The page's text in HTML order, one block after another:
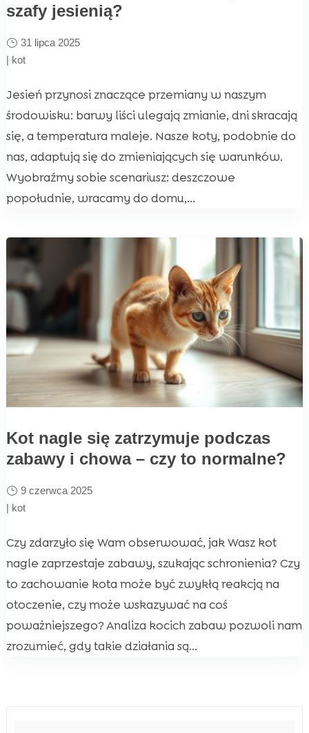
szafy jesienią?
31 lipca 2025
| kot
Jesień przynosi znaczące przemiany w naszym
środowisku: barwy liści ulegają zmianie, dni skracają
się, a temperatura maleje. Nasze koty, podobnie do
nas, adaptują się do zmieniających się warunków.
Wyobraźmy sobie scenariusz: deszczowe
popołudnie, wracamy do domu,...
Kot nagle się zatrzymuje podczas
zabawy i chowa – czy to normalne?
9 czerwca 2025
| kot
Czy zdarzyło się Wam obserwować, jak Wasz kot
nagle zaprzestaje zabawy, szukając schronienia? Czy
to zachowanie kota może być zwykłą reakcją na
otoczenie, czy może wskazywać na coś
poważniejszego? Analiza kocich zabaw pozwoli nam
zrozumieć, gdy takie działania są...